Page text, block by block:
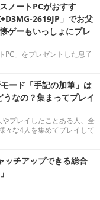
ノートPCがおすす
2619JP」でお父
ゲーもいっしょにプレ
PC」をプレゼントした息子
ード「手記の加筆」は
なの？集まってプレイ
プレイしたことある人、全
々な4人を集めてプレイして
チアップできる総合